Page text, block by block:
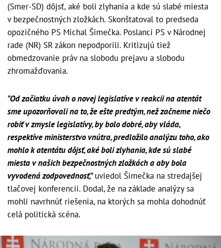
(Smer-SD) dôjsť, aké boli zlyhania a kde sú slabé miesta
v bezpečnostných zložkách. Skonštatoval to predseda
opozičného PS Michal Šimečka. Poslanci PS v Národnej
rade (NR) SR zákon nepodporili. Kritizujú tiež
obmedzovanie práv na slobodu prejavu a slobodu
zhromažďovania.
"Od začiatku úvah o novej legislatíve v reakcii na atentát
sme upozorňovali na to, že ešte predtým, než začneme niečo
robiť v zmysle legislatívy, by bolo dobré, aby vláda,
respektíve ministerstvo vnútra, predložilo analýzu toho, ako
mohlo k atentátu dôjsť, aké boli zlyhania, kde sú slabé
miesta v našich bezpečnostných zložkách a aby bola
vyvodená zodpovednosť,"uviedol Šimečka na stredajšej
tlačovej konferencii. Dodal, že na základe analýzy sa
mohli navrhnúť riešenia, na ktorých sa mohla dohodnúť
celá politická scéna.